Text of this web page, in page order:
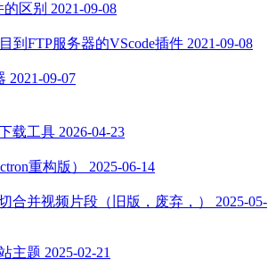
区别 2021-09-08
到FTP服务器的VScode插件 2021-09-08
2021-09-07
载工具 2026-04-23
重构版） 2025-06-14
合并视频片段（旧版，废弃，）
2025-05-
主题 2025-02-21